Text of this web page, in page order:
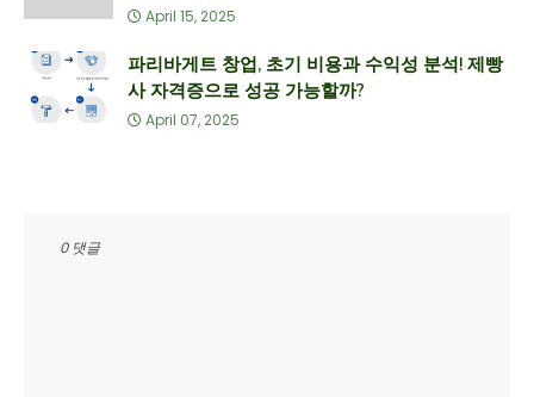
April 15, 2025
파리바게트 창업, 초기 비용과 수익성 분석! 제빵
사 자격증으로 성공 가능할까?
April 07, 2025
0 댓글